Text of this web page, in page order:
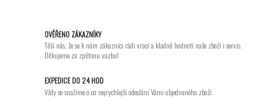
OVĚŘENO ZÁKAZNÍKY
Těší nás, že se k nám zákazníci rádi vrací a kladně hodnotí naše zboží i servis.
Děkujeme za zpětnou vazbu!
EXPEDICE DO 24 HOD
Vždy se snažíme o co nejrychlejší odeslání Vámi objednaného zboží.